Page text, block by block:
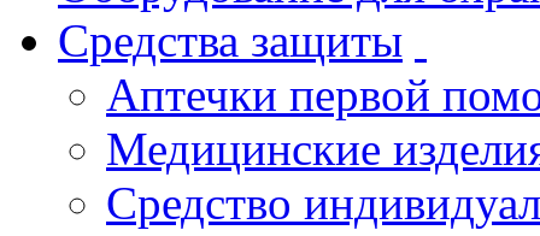
Средства защиты
Аптечки первой
Медицинские
Средство